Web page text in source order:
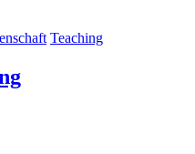
Teaching